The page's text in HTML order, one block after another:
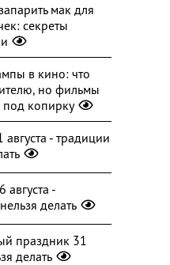
мак для
секреты
в кино: что
но фильмы
под копирку
- традиции
августа -
делать
праздник 31
делать